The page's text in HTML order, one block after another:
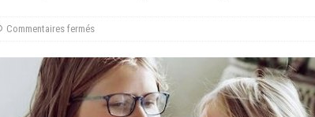
Commentaires fermés